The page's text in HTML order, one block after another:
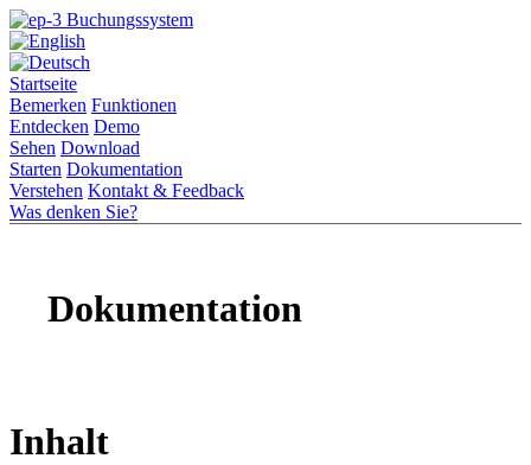
Startseite
Bemerken Funktionen
Entdecken Demo
Sehen Download
Starten Dokumentation
Verstehen Kontakt & Feedback
Was denken Sie?
Dokumentation
Inhalt